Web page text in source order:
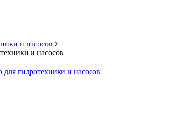
и насосов
и насосов
гидротехники и насосов